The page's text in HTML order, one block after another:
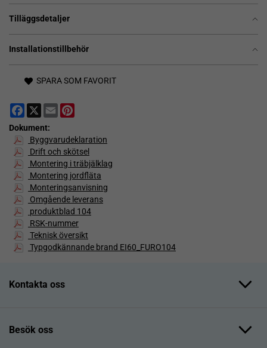
Tilläggsdetaljer
Installationstillbehör
SPARA SOM FAVORIT
Facebook
X Email
Dokument:
Byggvarudeklaration
Drift och skötsel
Montering i träbjälklag
Montering jordfläta
Monteringsanvisning
Omgående leverans
produktblad 104
RSK-nummer
Teknisk översikt
Typgodkännande brand EI60_FURO104
Kontakta oss
Besök oss